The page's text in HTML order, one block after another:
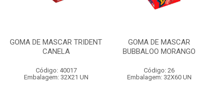
GOMA DE MASCAR TRIDENT
CANELA
Código: 40017
Embalagem: 32X21 UN
GOMA DE MASCAR
BUBBALOO MORANGO
Código: 26
Embalagem: 32X60 UN